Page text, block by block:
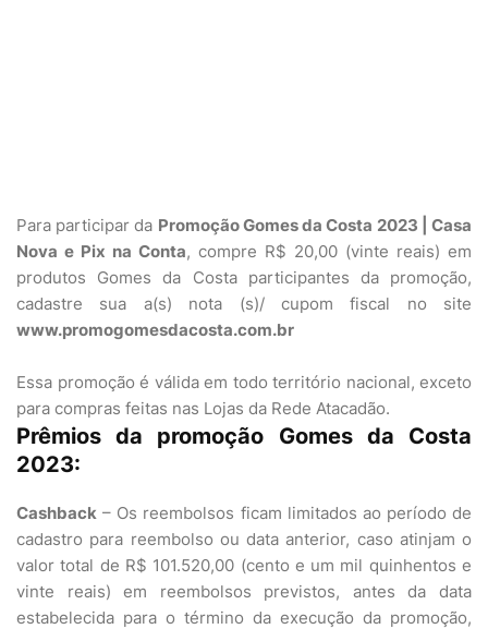
Para participar da Promoção Gomes da Costa 2023 | Casa
Nova e Pix na Conta, compre R$ 20,00 (vinte reais) em
produtos Gomes da Costa participantes da promoção,
cadastre sua a(s) nota (s)/ cupom fiscal no site
www.promogomesdacosta.com.br
Essa promoção é válida em todo território nacional, exceto
para compras feitas nas Lojas da Rede Atacadão.
Prêmios da promoção Gomes da Costa
2023:
Cashback – Os reembolsos ficam limitados ao período de
cadastro para reembolso ou data anterior, caso atinjam o
valor total de R$ 101.520,00 (cento e um mil quinhentos e
vinte reais) em reembolsos previstos, antes da data
estabelecida para o término da execução da promoção,